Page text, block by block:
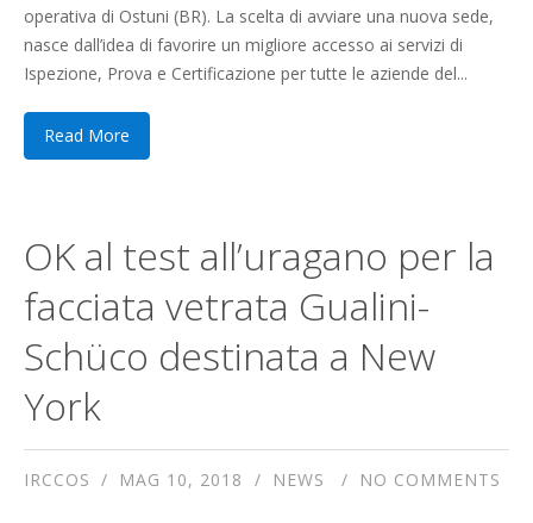
operativa di Ostuni (BR). La scelta di avviare una nuova sede,
nasce dall’idea di favorire un migliore accesso ai servizi di
Ispezione, Prova e Certificazione per tutte le aziende del...
Read More
OK al test all’uragano per la
facciata vetrata Gualini-
Schüco destinata a New
York
IRCCOS MAG 10, 2018 NEWS NO COMMENTS